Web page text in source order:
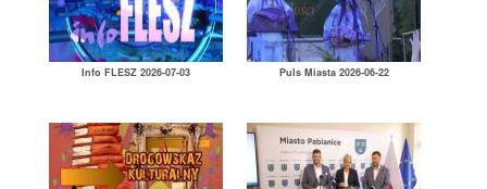
Info FLESZ 2026-07-03 Puls Miasta 2026-06-22